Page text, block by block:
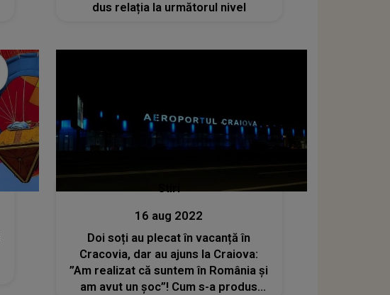
dus relația la următorul nivel
16 aug 2022
Doi soți au plecat în vacanță în
Cracovia, dar au ajuns la Craiova:
”Am realizat că suntem în România și
am avut un șoc”! Cum s-a produs